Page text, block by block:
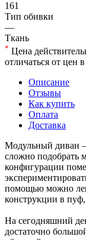
161
Тип обивки
—
Ткань
* Цена
отличаться от цен
Описание
Отзывы
Как купить
Оплата
Доставка
Модульный диван
сложно подобрать
конфигурации
помощью можно
конструкции в
На сегодняшний
достаточно